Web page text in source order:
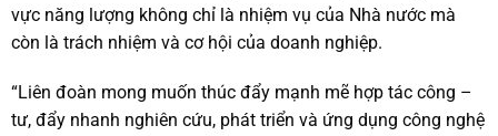
vực năng lượng không chỉ là nhiệm vụ của Nhà nước mà
còn là trách nhiệm và cơ hội của doanh nghiệp.
“Liên đoàn mong muốn thúc đẩy mạnh mẽ hợp tác công –
tư, đẩy nhanh nghiên cứu, phát triển và ứng dụng công nghệ